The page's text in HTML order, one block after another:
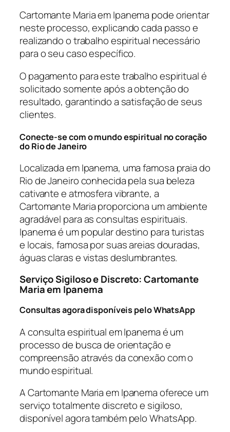
Cartomante Maria em Ipanema pode orientar
neste processo, explicando cada passo e
realizando o trabalho espiritual necessário
para o seu caso específico.
O pagamento para este trabalho espiritual é
solicitado somente após a obtenção do
resultado, garantindo a satisfação de seus
clientes.
Conecte-se com o mundo espiritual no coração
do Rio de Janeiro
Localizada em Ipanema, uma famosa praia do
Rio de Janeiro conhecida pela sua beleza
cativante e atmosfera vibrante, a
Cartomante Maria proporciona um ambiente
agradável para as consultas espirituais.
Ipanema é um popular destino para turistas
e locais, famosa por suas areias douradas,
águas claras e vistas deslumbrantes.
Serviço Sigiloso e Discreto: Cartomante
Maria em Ipanema
Consultas agora disponíveis pelo WhatsApp
A consulta espiritual em Ipanema é um
processo de busca de orientação e
compreensão através da conexão com o
mundo espiritual.
A Cartomante Maria em Ipanema oferece um
serviço totalmente discreto e sigiloso,
disponível agora também pelo WhatsApp.